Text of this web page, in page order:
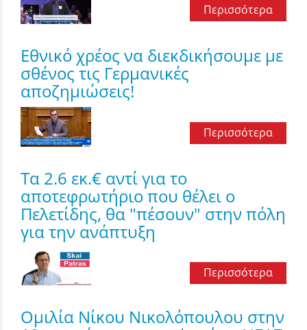
Περισσότερα
Εθνικό χρέος να διεκδικήσουμε με
σθένος τις Γερμανικές
αποζημιώσεις!
Περισσότερα
Τα 2.6 εκ.€ αντί για το
αποτεφρωτήριο που θέλει ο
Πελετίδης, θα "πέσουν" στην πόλη
για την ανάπτυξη
Περισσότερα
Ομιλία Νίκου Νικολόπουλου στην